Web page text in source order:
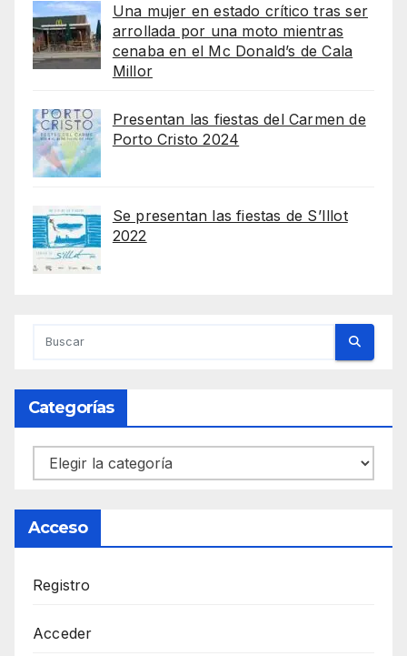
Una mujer en estado crítico tras ser
arrollada por una moto mientras
cenaba en el Mc Donald’s de Cala
Millor
Presentan las fiestas del Carmen de
Porto Cristo 2024
Se presentan las fiestas de S’Illot
2022
Categorías
Categorías
Acceso
Registro
Acceder